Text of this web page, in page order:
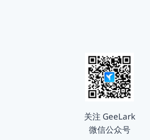
关注 GeeLark
微信公众号